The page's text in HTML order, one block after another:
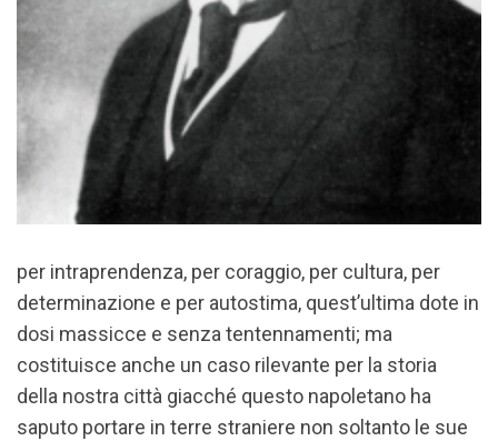
per intraprendenza, per coraggio, per cultura, per
determinazione e per autostima, quest’ultima dote in
dosi massicce e senza tentennamenti; ma
costituisce anche un caso rilevante per la storia
della nostra città giacché questo napoletano ha
saputo portare in terre straniere non soltanto le sue